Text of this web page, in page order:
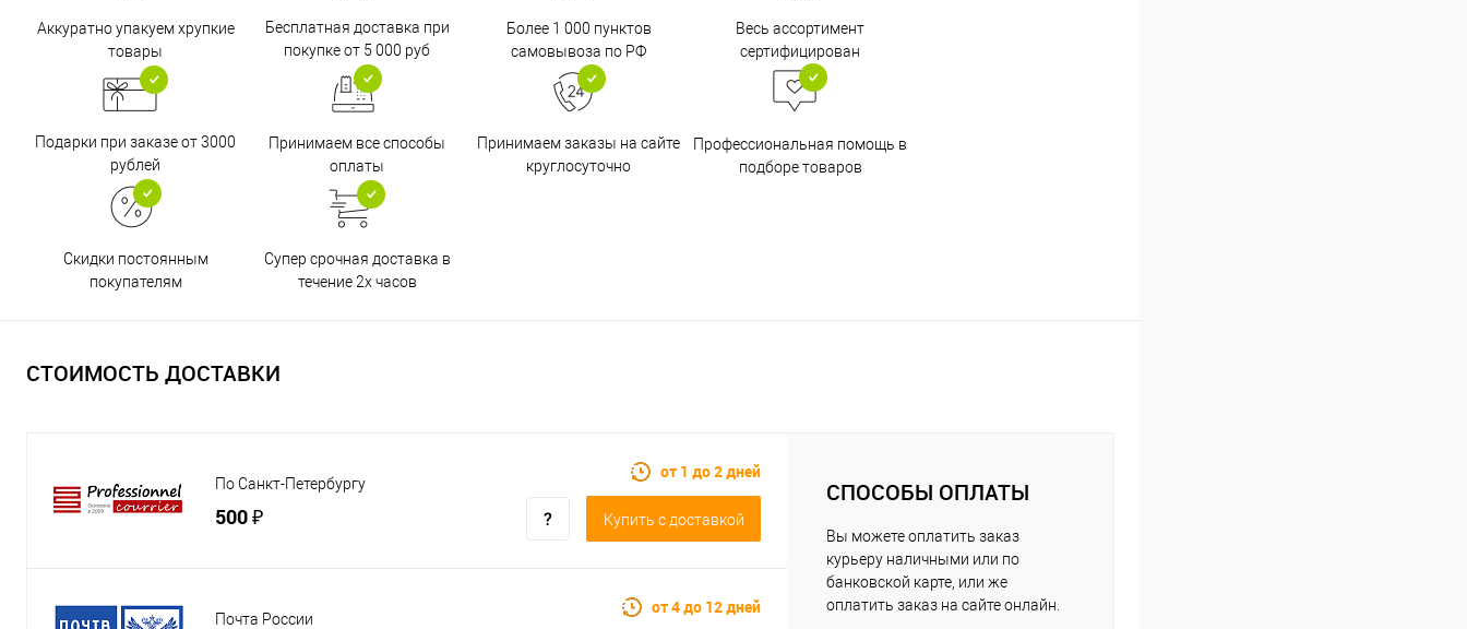
Аккуратно упакуем хрупкие
товары
Бесплатная доставка при
покупке от 5 000 руб
Более 1 000 пунктов
самовывоза по РФ
Весь ассортимент
сертифицирован
Подарки при заказе от 3000
рублей
Принимаем все способы
оплаты
Принимаем заказы на сайте
круглосуточно
Профессиональная помощь в
подборе товаров
Скидки постоянным
покупателям
Супер срочная доставка в
течение 2х часов
СТОИМОСТЬ ДОСТАВКИ
По Санкт-Петербургу
500 ₽
от 1 до 2 дней
Купить c доставкой
Почта России
от 4 до 12 дней
СПОСОБЫ ОПЛАТЫ
Вы можете оплатить заказ
курьеру наличными или по
банковской карте, или же
оплатить заказ на сайте онлайн.